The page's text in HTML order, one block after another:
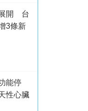
開 台
3條新
能停
性心臟